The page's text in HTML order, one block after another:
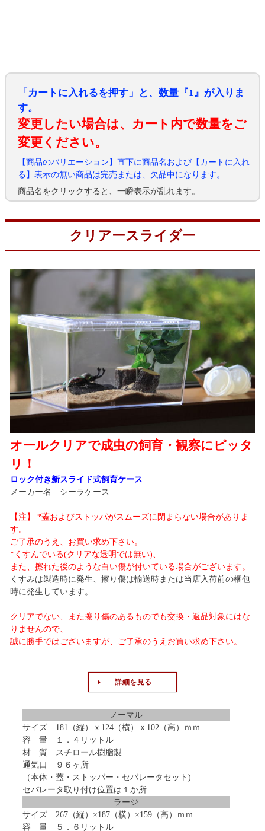
「カートに入れるを押す」と、数量『1』が入りま
す。
変更したい場合は、カート内で数量をご
変更ください。
【商品のバリエーション】直下に商品名および【カートに入れ
る】表示の無い商品は完売または、欠品中になります。
商品名をクリックすると、一瞬表示が乱れます。
クリアースライダー
オールクリアで成虫の飼育・観察にピッタ
リ！
ロック付き新スライド式飼育ケース
メーカー名 シーラケース
【注】 *蓋およびストッパがスムーズに閉まらない場合がありま
す。
ご了承のうえ、お買い求め下さい。
*くすんでいる(クリアな透明では無い)、
また、擦れた後のような白い傷が付いている場合がございます。
くすみは製造時に発生、擦り傷は輸送時または当店入荷前の梱包
時に発生しています。
クリアでない、また擦り傷のあるものでも交換・返品対象にはな
りませんので、
誠に勝手ではございますが、ご了承のうえお買い求め下さい。
詳細を見る
ノーマル
サイズ 181（縦）ｘ124（横）ｘ102（高）ｍｍ
容 量 １．４リットル
材 質 スチロール樹脂製
通気口 ９６ヶ所
（本体・蓋・ストッパー・セパレータセット)
セパレータ取り付け位置は１か所
ラージ
サイズ 267（縦）×187（横）×159（高）ｍｍ
容 量 ５．６リットル